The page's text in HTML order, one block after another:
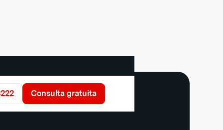
Consulta gratuita